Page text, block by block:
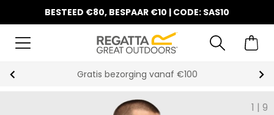
BESTEED €80, BESPAAR €10 | CODE: SAS10
Gratis bezorging vanaf €100
1 | 9